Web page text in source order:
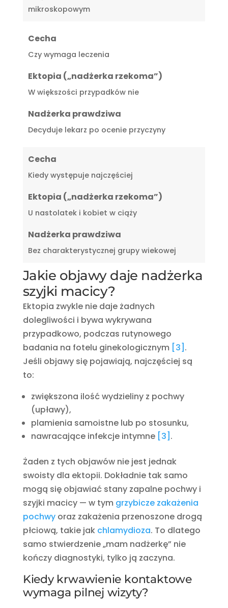
mikroskopowym
Cecha
Czy wymaga leczenia
Ektopia („nadżerka rzekoma”)
W większości przypadków nie
Nadżerka prawdziwa
Decyduje lekarz po ocenie przyczyny
Cecha
Kiedy występuje najczęściej
Ektopia („nadżerka rzekoma”)
U nastolatek i kobiet w ciąży
Nadżerka prawdziwa
Bez charakterystycznej grupy wiekowej
Jakie objawy daje nadżerka
szyjki macicy?
Ektopia zwykle nie daje żadnych
dolegliwości i bywa wykrywana
przypadkowo, podczas rutynowego
badania na fotelu ginekologicznym [3] .
Jeśli objawy się pojawiają, najczęściej są
to:
zwiększona ilość wydzieliny z pochwy
(upławy),
plamienia samoistne lub po stosunku,
nawracające infekcje intymne [3] .
Żaden z tych objawów nie jest jednak
swoisty dla ektopii. Dokładnie tak samo
mogą się objawiać stany zapalne pochwy i
szyjki macicy — w tym grzybicze zakażenia
pochwyoraz zakażenia przenoszone drogą
płciową, takie jak chlamydioza. To dlatego
samo stwierdzenie „mam nadżerkę” nie
kończy diagnostyki, tylko ją zaczyna.
Kiedy krwawienie kontaktowe
wymaga pilnej wizyty?